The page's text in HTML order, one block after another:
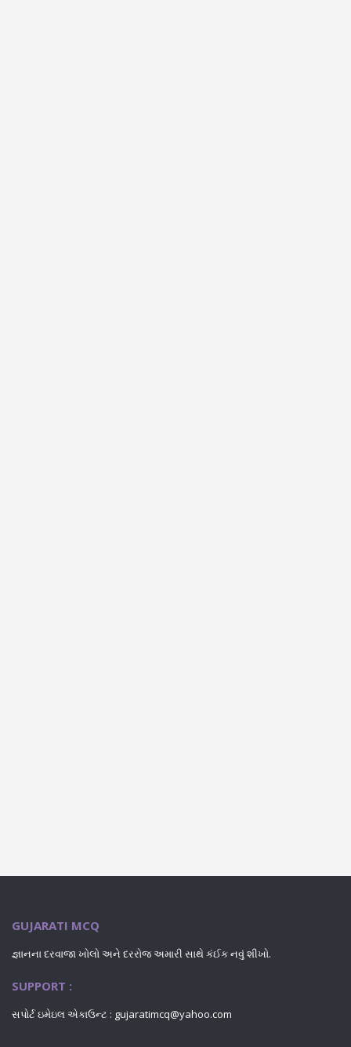
GUJARATI MCQ
જ્ઞાનના દરવાજા ખોલો અને દરરોજ અમારી સાથે કંઈક નવું શીખો.
SUPPORT :
સપોર્ટ ઇમેઇલ એકાઉન્ટ : gujaratimcq@yahoo.com